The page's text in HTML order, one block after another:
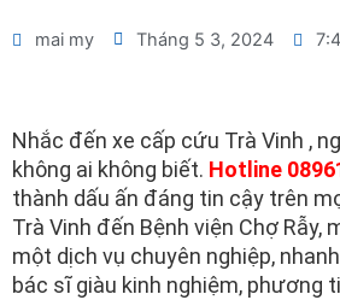
mai my Tháng 5 3, 2024
Nhắc đến xe cấp cứu Trà Vinh ,
không ai không biết. Hotline
thành dấu ấn đáng tin cậy trên
Trà Vinh đến Bệnh viện Chợ Rẫy,
một dịch vụ chuyên nghiệp,
bác sĩ giàu kinh nghiệm, phương